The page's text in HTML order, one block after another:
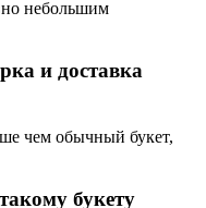
небольшим
и доставка
чем обычный букет,
букету